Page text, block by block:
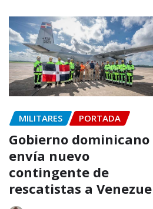
MILITARES PORTADA
Gobierno dominicano
envía nuevo
contingente de
rescatistas a